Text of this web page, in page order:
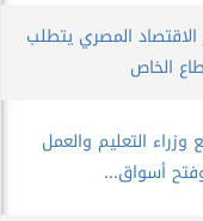
الاقتصاد المصري يتطلب
الخاص
وزراء التعليم والعمل
أسواق...